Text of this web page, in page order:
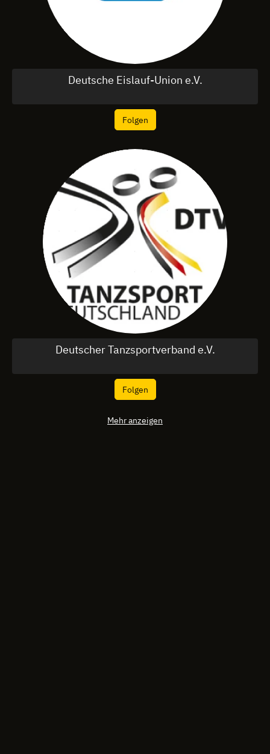
Deutsche Eislauf-Union e.V.
Folgen
Deutscher Tanzsportverband e.V.
Folgen
Mehr anzeigen